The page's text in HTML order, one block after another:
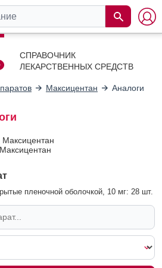
СПРАВОЧНИК
ЛЕКАРСТВЕННЫХ СРЕДСТВ
Максицентан Аналоги
Максицентан
пленочной оболочкой, 10 мг: 28 шт.